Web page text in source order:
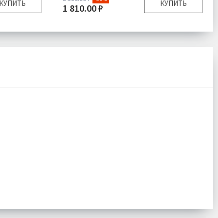
КУПИТЬ
32х90 см
1 810.00 ₽ КУПИТЬ
Размер:
32х90 см